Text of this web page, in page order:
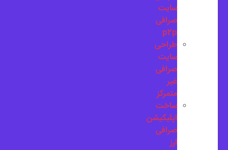
سایت
صرافی
p2p
طراحی
سایت
صرافی
غیر
متمرکز
ساخت
اپلیکیشن
صرافی
ارز